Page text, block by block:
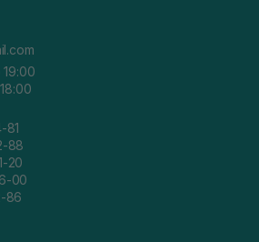
81
88
20
00
86